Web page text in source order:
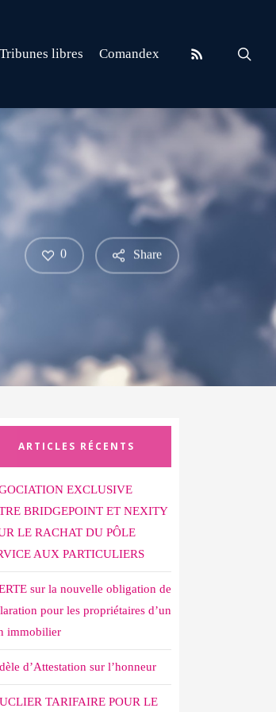
Tribunes libres Comandex RSS
Share
0
ARTICLES RÉCENTS
EXCLUSIVE
BRIDGEPOINT ET NEXITY
LE RACHAT DU PÔLE
AUX PARTICULIERS
sur la nouvelle obligation de
pour les propriétaires d’un
immobilier
d’Attestation sur l’honneur
TARIFAIRE POUR LE